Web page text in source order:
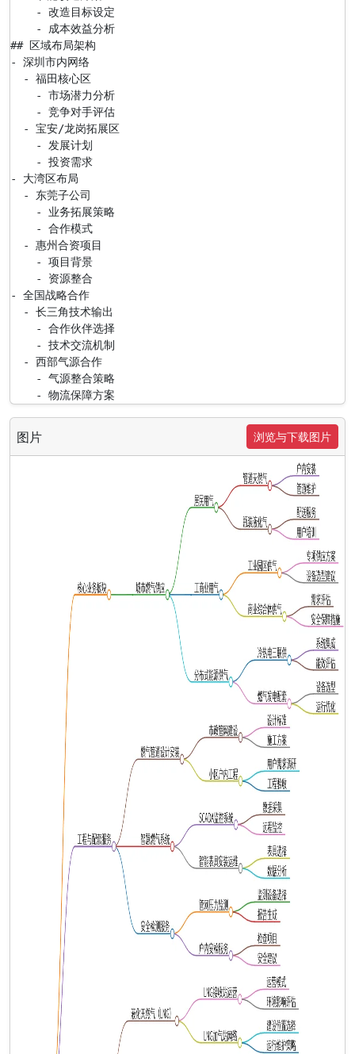
    - 改造目标设定
    - 成本效益分析
## 区域布局架构
- 深圳市内网络
  - 福田核心区
    - 市场潜力分析
    - 竞争对手评估
  - 宝安/龙岗拓展区
    - 发展计划
    - 投资需求
- 大湾区布局
  - 东莞子公司
    - 业务拓展策略
    - 合作模式
  - 惠州合资项目
    - 项目背景
    - 资源整合
- 全国战略合作
  - 长三角技术输出
    - 合作伙伴选择
    - 技术交流机制
  - 西部气源合作
    - 气源整合策略
    - 物流保障方案
图片 浏览与下载图片